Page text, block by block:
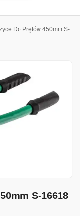
Do Prętów 450mm S-
S-16618